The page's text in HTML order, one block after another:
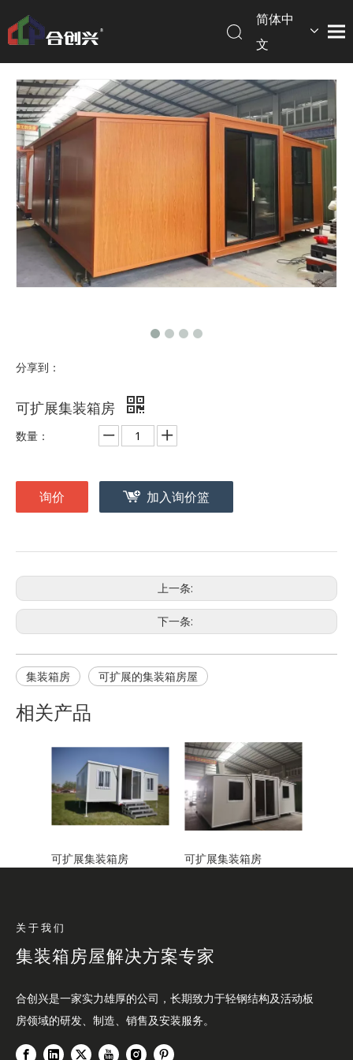
简体中
文
分享到：
可扩展集装箱房
数量：
询价 加入询价篮
上一条:
下一条:
集装箱房 可扩展的集装箱房屋
相关产品
可扩展集装箱房 可扩展集装箱房
关于我们
集装箱房屋解决方案专家
合创兴是一家实力雄厚的公司，长期致力于轻钢结构及活动板
房领域的研发、制造、销售及安装服务。